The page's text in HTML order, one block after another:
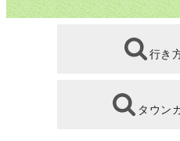
行き
タウン